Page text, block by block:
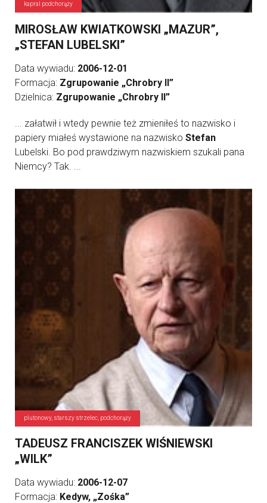
kapral podchorąży
MIROSŁAW KWIATKOWSKI „MAZUR”,
„STEFAN LUBELSKI”
Data wywiadu: 2006-12-01
Formacja: Zgrupowanie „Chrobry II”
Dzielnica: Zgrupowanie „Chrobry II”
... załatwił i wtedy pewnie też zmieniłeś to nazwisko i
papiery miałeś wystawione na nazwisko Stefan
Lubelski. Bo pod prawdziwym nazwiskiem szukali pana
Niemcy? Tak. ...
plutonowy, starszy strzelec, podchorąży
TADEUSZ FRANCISZEK WIŚNIEWSKI
„WILK”
Data wywiadu: 2006-12-07
Formacja: Kedyw, „Zośka”